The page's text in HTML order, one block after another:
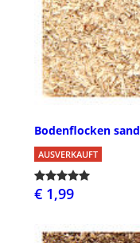
Bodenflocken
AUSVERKAUFT
€ 1,99